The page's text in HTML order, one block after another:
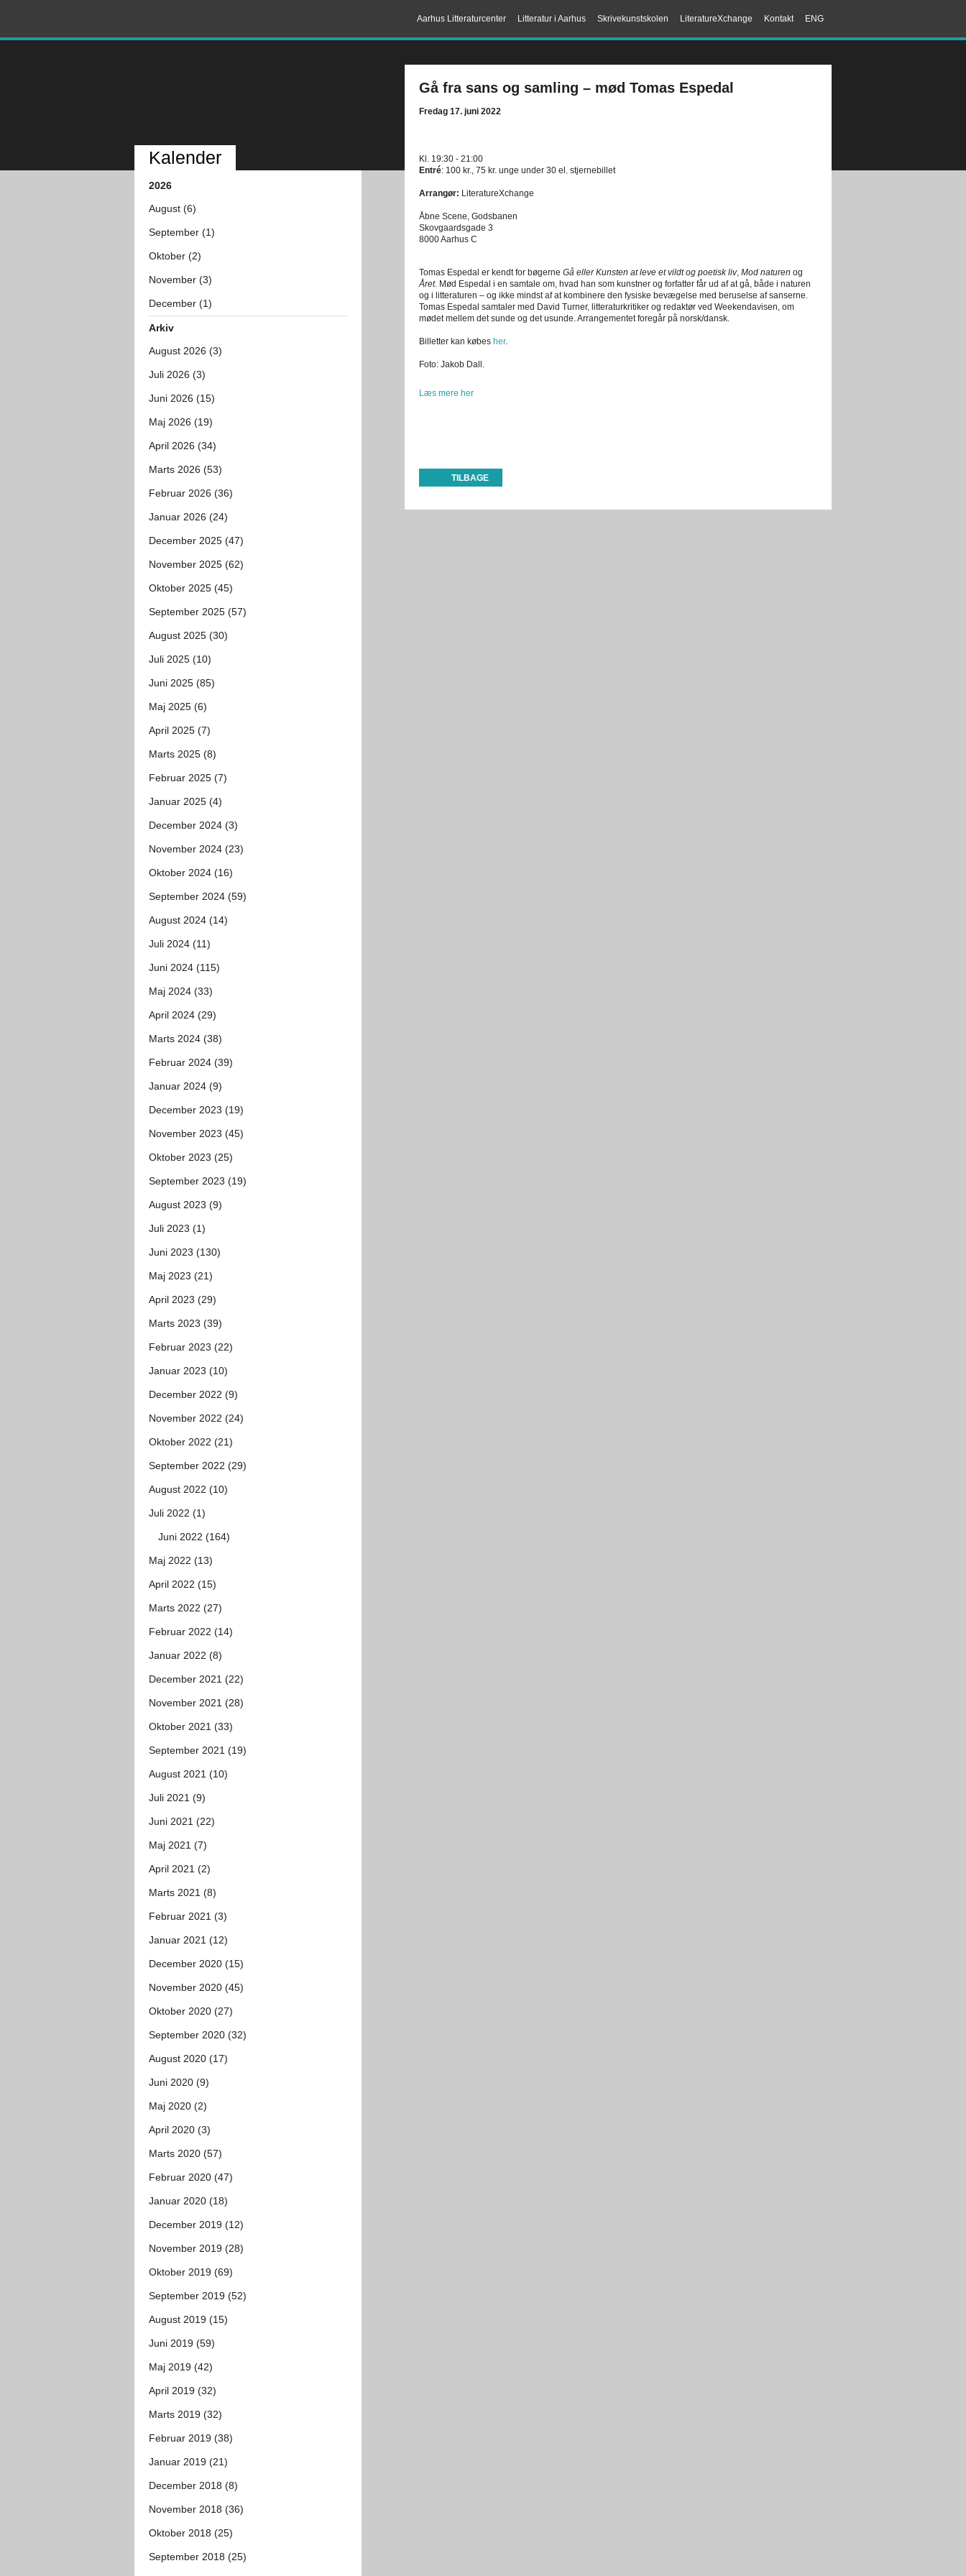
ENG
Kontakt
LiteratureXchange
Skrivekunstskolen
Litteratur i Aarhus
Aarhus Litteraturcenter
Gå fra sans og samling – mød Tomas Espedal
Fredag 17. juni 2022
Kl. 19:30 - 21:00
Entré: 100 kr., 75 kr. unge under 30 el. stjernebillet
Arrangør: LiteratureXchange
Åbne Scene, Godsbanen
Skovgaardsgade 3
8000 Aarhus C
Tomas Espedal er kendt for bøgerne Gå eller Kunsten at leve et vildt og poetisk liv, Mod naturen og
Året. Mød Espedal i en samtale om, hvad han som kunstner og forfatter får ud af at gå, både i naturen
og i litteraturen – og ikke mindst af at kombinere den fysiske bevægelse med beruselse af sanserne.
Tomas Espedal samtaler med David Turner, litteraturkritiker og redaktør ved Weekendavisen, om
mødet mellem det sunde og det usunde. Arrangementet foregår på norsk/dansk.
Billetter kan købes her.
Foto: Jakob Dall.
Læs mere her
TILBAGE
Kalender
2026
August (6)
September (1)
Oktober (2)
November (3)
December (1)
Arkiv
August 2026 (3)
Juli 2026 (3)
Juni 2026 (15)
Maj 2026 (19)
April 2026 (34)
Marts 2026 (53)
Februar 2026 (36)
Januar 2026 (24)
December 2025 (47)
November 2025 (62)
Oktober 2025 (45)
September 2025 (57)
August 2025 (30)
Juli 2025 (10)
Juni 2025 (85)
Maj 2025 (6)
April 2025 (7)
Marts 2025 (8)
Februar 2025 (7)
Januar 2025 (4)
December 2024 (3)
November 2024 (23)
Oktober 2024 (16)
September 2024 (59)
August 2024 (14)
Juli 2024 (11)
Juni 2024 (115)
Maj 2024 (33)
April 2024 (29)
Marts 2024 (38)
Februar 2024 (39)
Januar 2024 (9)
December 2023 (19)
November 2023 (45)
Oktober 2023 (25)
September 2023 (19)
August 2023 (9)
Juli 2023 (1)
Juni 2023 (130)
Maj 2023 (21)
April 2023 (29)
Marts 2023 (39)
Februar 2023 (22)
Januar 2023 (10)
December 2022 (9)
November 2022 (24)
Oktober 2022 (21)
September 2022 (29)
August 2022 (10)
Juli 2022 (1)
Juni 2022 (164)
Maj 2022 (13)
April 2022 (15)
Marts 2022 (27)
Februar 2022 (14)
Januar 2022 (8)
December 2021 (22)
November 2021 (28)
Oktober 2021 (33)
September 2021 (19)
August 2021 (10)
Juli 2021 (9)
Juni 2021 (22)
Maj 2021 (7)
April 2021 (2)
Marts 2021 (8)
Februar 2021 (3)
Januar 2021 (12)
December 2020 (15)
November 2020 (45)
Oktober 2020 (27)
September 2020 (32)
August 2020 (17)
Juni 2020 (9)
Maj 2020 (2)
April 2020 (3)
Marts 2020 (57)
Februar 2020 (47)
Januar 2020 (18)
December 2019 (12)
November 2019 (28)
Oktober 2019 (69)
September 2019 (52)
August 2019 (15)
Juni 2019 (59)
Maj 2019 (42)
April 2019 (32)
Marts 2019 (32)
Februar 2019 (38)
Januar 2019 (21)
December 2018 (8)
November 2018 (36)
Oktober 2018 (25)
September 2018 (25)